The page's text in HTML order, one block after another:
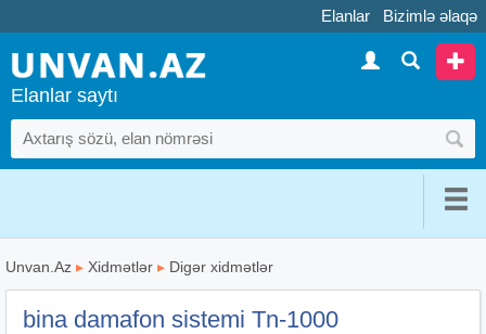
Elanlar Bizimlə əlaqə
Elanlar saytı
Unvan.Az ▸ Xidmətlər ▸ Digər xidmətlər
bina damafon sistemi Tn-1000